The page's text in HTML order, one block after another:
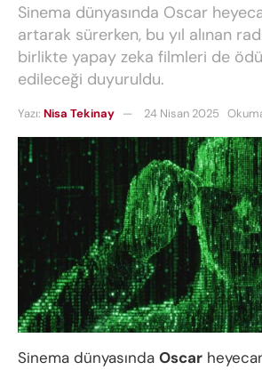
Sinema dünyasında Oscar
artarak sürerken, bu yıl alınan
birlikte yapay zeka filmleri de
edileceği duyuruldu.
Yazı: Nisa Tekinay 24 Nisan 2025
Sinema dünyasında Oscar